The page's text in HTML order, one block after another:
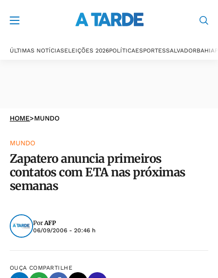
ÚLTIMAS NOTÍCIASELEIÇÕES 2026POLÍTICAESPORTESSALVADORBAHIA
HOME>MUNDO
MUNDO
Zapatero anuncia primeiros
contatos com ETA nas próximas
semanas
PorAFP
06/09/2006 - 20:46 h
OUÇA COMPARTILHE